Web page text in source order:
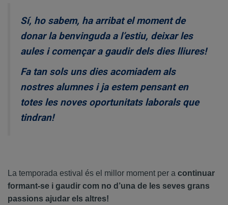
Sí, ho sabem, ha arribat el moment de
donar la benvinguda a l’estiu, deixar les
aules i començar a gaudir dels dies lliures!
Fa tan sols uns dies acomiadem als
nostres alumnes i ja estem pensant en
totes les noves oportunitats laborals que
tindran!
La temporada estival és el millor moment per a continuar
formant-se i gaudir com no d’una de les seves grans
passions ajudar els altres!